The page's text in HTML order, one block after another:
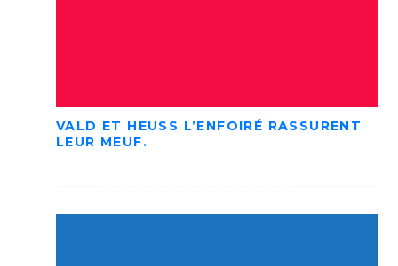
VALD ET HEUSS L’ENFOIRÉ RASSURENT
LEUR MEUF.